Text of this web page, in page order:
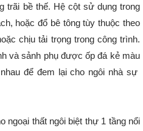
trãi bề thế. Hệ cột sử dụng trong
hoặc đổ bê tông tùy thuộc theo
chịu tải trọng trong công trình.
và sảnh phụ được ốp đá kẻ màu
để đem lại cho ngôi nhà sự
ngoại thất ngôi biệt thự 1 tầng nổi